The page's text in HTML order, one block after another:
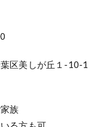
区美しが丘１-10-1
族